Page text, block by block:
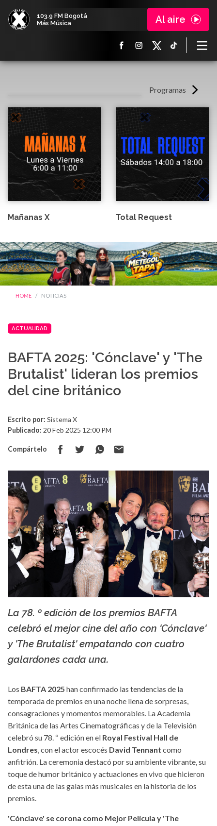
103.9 FM Bogotá
Más Música
Al aire
Programas
Mañanas X Total Request
HOME NOTICIAS
ACTUALIDAD
BAFTA 2025: 'Cónclave' y 'The
Brutalist' lideran los premios
del cine británico
Escrito por: Sistema X
Publicado: 20 Feb 2025 12:00 PM
Compártelo
BAFTA 2025
La 78. º edición de los premios BAFTA
celebró el mejor cine del año con 'Cónclave'
y 'The Brutalist' empatando con cuatro
galardones cada una.
Los BAFTA 2025 han confirmado las tendencias de la
temporada de premios en una noche llena de sorpresas,
consagraciones y momentos memorables. La Academia
Británica de las Artes Cinematográficas y de la Televisión
celebró su 78. º edición en el Royal Festival Hall de
Londres, con el actor escocés David Tennant como
anfitrión. La ceremonia destacó por su ambiente vibrante, su
toque de humor británico y actuaciones en vivo que hicieron
de esta una de las galas más musicales en la historia de los
premios.
'Cónclave' se corona como Mejor Película y 'The